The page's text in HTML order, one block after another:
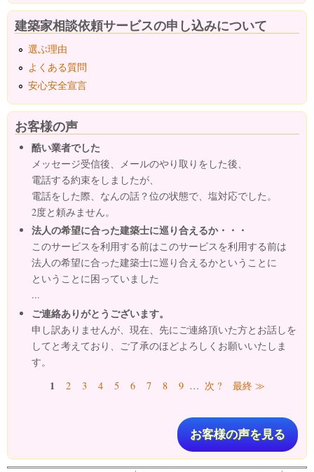
建築家相談依頼サービスの申し込みについて
選ぶ理由
よくある質問
安心安全宣言
お客様の声
酷い業者でした
メッセージ受信後、メールのやり取りをした後、
電話する約束をしましたが、
電話をした際、なんの話？位の状態で、塩対応でした。
2度と頼みません。
法人の希望に合った建築士に巡り合えるか・・・
このサービスを利用する前はこのサービスを利用する前は
法人の希望に合った建築士に巡り合えるかということに
ということに困っていました
...
ご連絡ありがとうございます。
申し訳ありませんが、現在、先にご連絡頂いた方とお話しを
してと考えており、ご了承のほどよろしくお願いいたしま
す。
ページ1 2 3 4 5 6 7 8 9 … 次 ? 最終 ≫
お客様の声を見る